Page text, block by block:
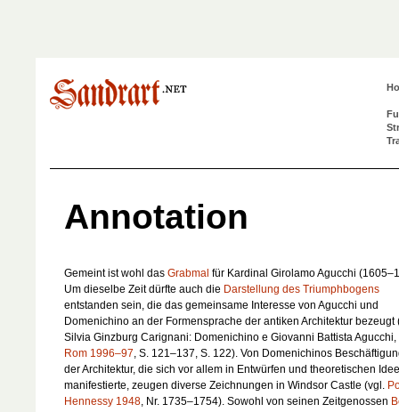
Annotation
Gemeint ist wohl das Grabmal für Kardinal Girolamo Agucchi
Um dieselbe Zeit dürfte auch die Darstellung des Triumphbogens
entstanden sein, die das gemeinsame Interesse von Agucchi und
Domenichino an der Formensprache der antiken Architektur bezeugt
Silvia Ginzburg Carignani: Domenichino e Giovanni Battista
Rom 1996–97, S. 121–137, S. 122). Von Domenichinos
der Architektur, die sich vor allem in Entwürfen und theoretischen
manifestierte, zeugen diverse Zeichnungen in Windsor Castle (vgl.
Hennessy 1948, Nr. 1735–1754). Sowohl von seinen Zeitgenossen